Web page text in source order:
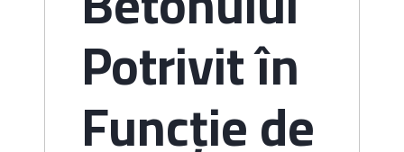
Potrivit în
Funcție de